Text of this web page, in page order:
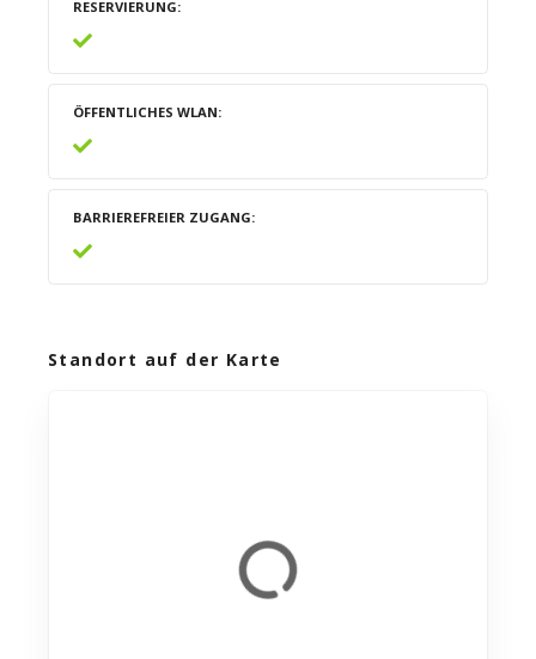
RESERVIERUNG
ÖFFENTLICHES WLAN
BARRIEREFREIER ZUGANG
Standort auf der Karte